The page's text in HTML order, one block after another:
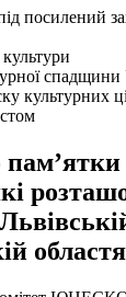
культурних